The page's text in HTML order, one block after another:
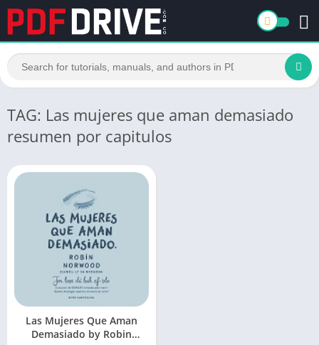
TAG: Las mujeres que aman demasiado
resumen por capitulos
Las Mujeres Que Aman
Demasiado by Robin